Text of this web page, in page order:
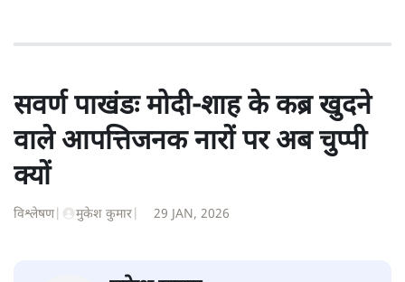
की। इसके बाद पारिवारिक व्यवसाय में क़रीब दो दशक गुज़ारने के
'समकाल' पाक्षिक समाचार पत्रिका का क़रीब एक वर्ष प्रकाशन किया
।
शीतल पी. सिंहकी और स्टोरी पढ़ें